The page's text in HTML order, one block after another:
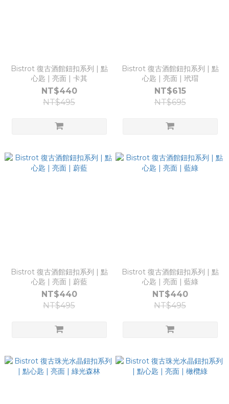
Bistrot 復古酒館鈕扣系列 | 點
心匙 | 亮面 | 卡其
NT$440
NT$495
Bistrot 復古酒館鈕扣系列 | 點
心匙 | 亮面 | 玳瑁
NT$615
NT$695
Bistrot 復古酒館鈕扣系列 | 點
心匙 | 亮面 | 蔚藍
NT$440
NT$495
Bistrot 復古酒館鈕扣系列 | 點
心匙 | 亮面 | 藍綠
NT$440
NT$495